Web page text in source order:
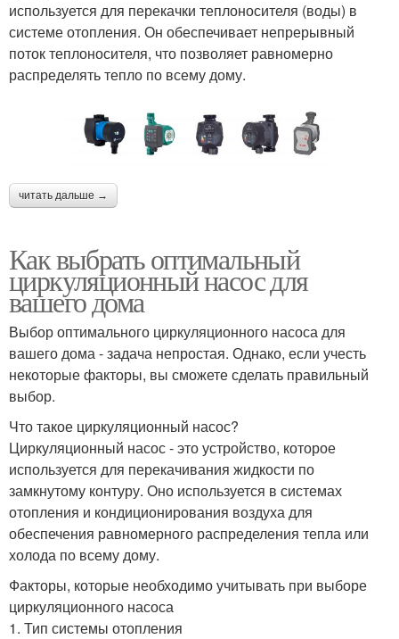
используется для перекачки теплоносителя (воды) в
системе отопления. Он обеспечивает непрерывный
поток теплоносителя, что позволяет равномерно
распределять тепло по всему дому.
читать дальше →
Как выбрать оптимальный
циркуляционный насос для
вашего дома
Выбор оптимального циркуляционного насоса для
вашего дома - задача непростая. Однако, если учесть
некоторые факторы, вы сможете сделать правильный
выбор.
Что такое циркуляционный насос?
Циркуляционный насос - это устройство, которое
используется для перекачивания жидкости по
замкнутому контуру. Оно используется в системах
отопления и кондиционирования воздуха для
обеспечения равномерного распределения тепла или
холода по всему дому.
Факторы, которые необходимо учитывать при выборе
циркуляционного насоса
1. Тип системы отопления